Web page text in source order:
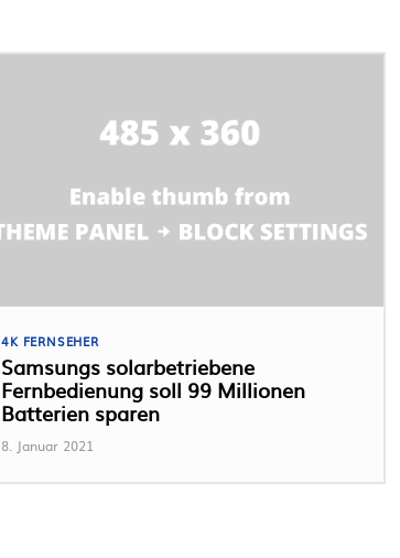
4K FERNSEHER
Samsungs solarbetriebene
Fernbedienung soll 99 Millionen
Batterien sparen
8. Januar 2021